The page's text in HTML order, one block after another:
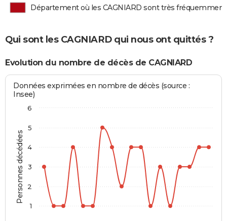
Département où les CAGNIARD sont très
Qui sont les CAGNIARD qui nous ont quittés ?
Evolution du nombre de décès de CAGNIARD
Personnes décédées
Données exprimées en nombre de décès (source :
Insee)
1
2
3
4
5
6